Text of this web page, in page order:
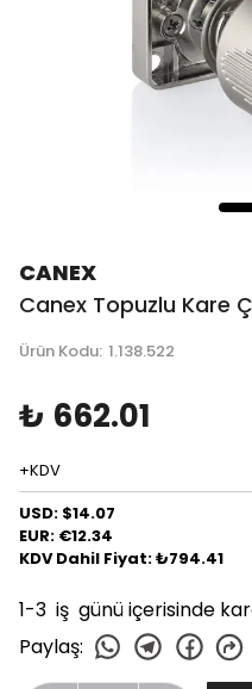
CANEX
Canex Topuzlu Kare
Ürün Kodu: 1.138.522
₺ 662.01
+KDV
USD: $14.07
EUR: €12.34
KDV Dahil Fiyat: ₺794.41
1-3 iş günü içerisinde
Paylaş: